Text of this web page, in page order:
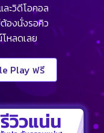
ะวิดีโอคอล
องนั่งรอคิว
หลดเลย
Play ฟรี